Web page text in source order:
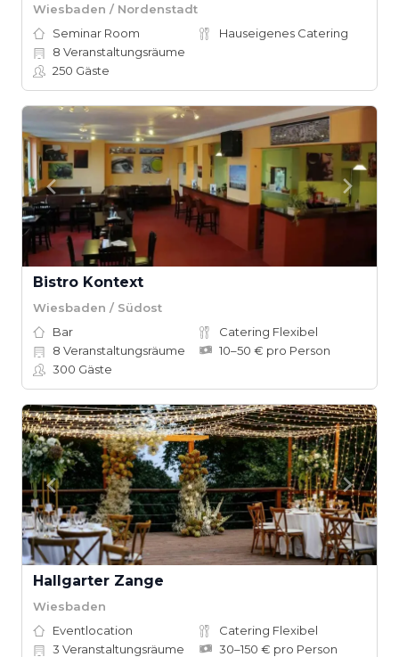
Wiesbaden / Nordenstadt
Seminar Room
Hauseigenes Catering
8 Veranstaltungsräume
250 Gäste
Bistro Kontext
Wiesbaden / Südost
Bar
Catering Flexibel
8 Veranstaltungsräume
10–50 € pro Person
300 Gäste
Hallgarter Zange
Wiesbaden
Eventlocation
Catering Flexibel
3 Veranstaltungsräume
30–150 € pro Person